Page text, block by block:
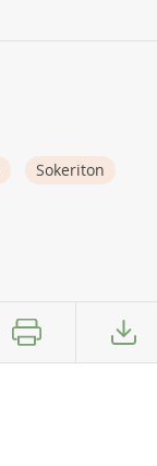
Sokeriton